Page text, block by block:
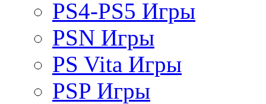
PS4-PS5 Игры
PSN Игры
PS Vita Игры
PSP Игры